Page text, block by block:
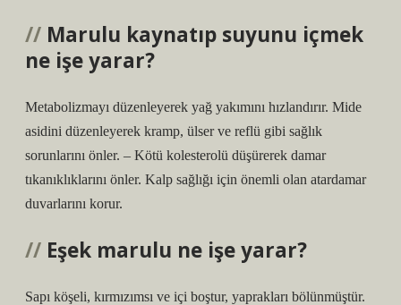
Marulu kaynatıp suyunu içmek
ne işe yarar?
Metabolizmayı düzenleyerek yağ yakımını hızlandırır. Mide
asidini düzenleyerek kramp, ülser ve reflü gibi sağlık
sorunlarını önler. – Kötü kolesterolü düşürerek damar
tıkanıklıklarını önler. Kalp sağlığı için önemli olan atardamar
duvarlarını korur.
Eşek marulu ne işe yarar?
Sapı köşeli, kırmızımsı ve içi boştur, yaprakları bölünmüştür.